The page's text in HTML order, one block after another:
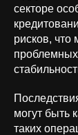
секторе
рисков, что
могут быть
таких